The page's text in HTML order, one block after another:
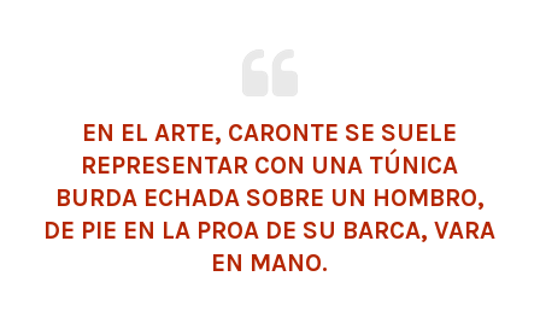
EN EL ARTE, CARONTE SE SUELE
REPRESENTAR CON UNA TÚNICA
BURDA ECHADA SOBRE UN HOMBRO,
DE PIE EN LA PROA DE SU BARCA, VARA
EN MANO.